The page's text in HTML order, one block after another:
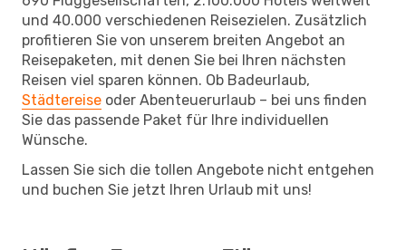
und 40.000 verschiedenen Reisezielen. Zusätzlich
profitieren Sie von unserem breiten Angebot an
Reisepaketen, mit denen Sie bei Ihren nächsten
Reisen viel sparen können. Ob Badeurlaub,
Städtereise oder Abenteuerurlaub – bei uns finden
Sie das passende Paket für Ihre individuellen
Wünsche.
Lassen Sie sich die tollen Angebote nicht entgehen
und buchen Sie jetzt Ihren Urlaub mit uns!